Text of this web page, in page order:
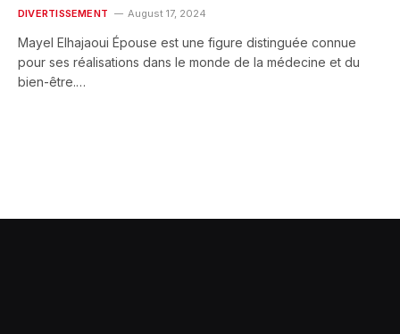
DIVERTISSEMENT August 17, 2024
Mayel Elhajaoui Épouse est une figure distinguée connue
pour ses réalisations dans le monde de la médecine et du
bien-être.…